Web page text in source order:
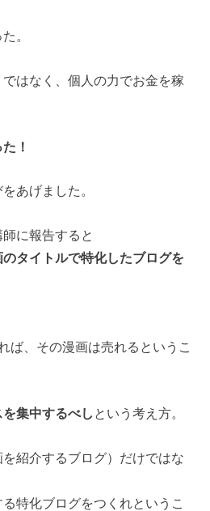
。
はなく、個人の力でお金を稼
！
あげました。
に報告すると
のタイトルで特化したブログを
ば、その漫画は売れるというこ
集中するべし という考え方。
紹介するブログ）だけではな
特化ブログをつくれというこ